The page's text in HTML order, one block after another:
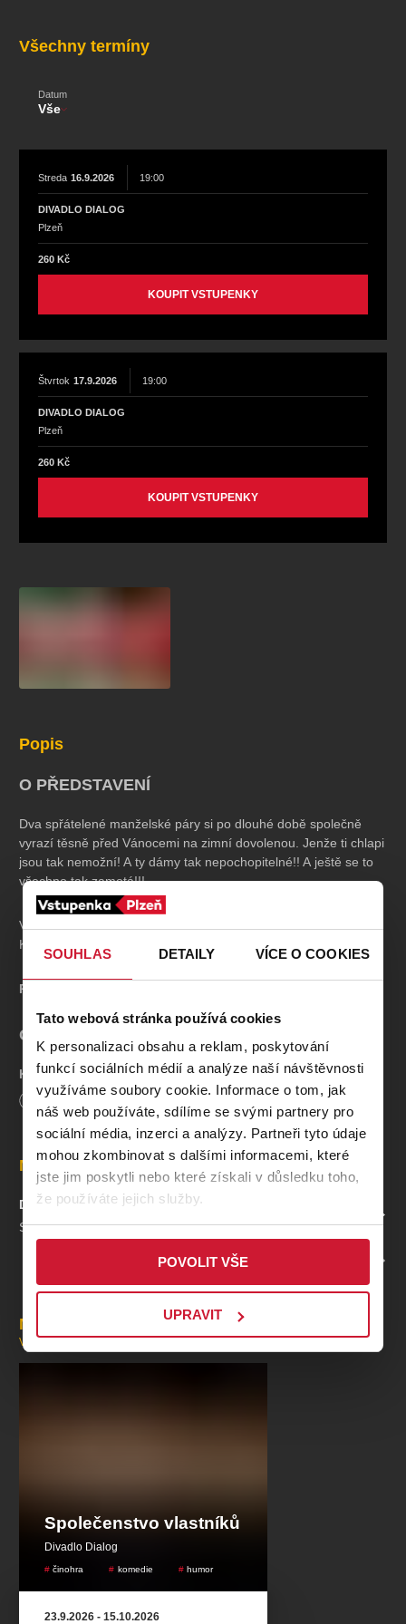
SOUHLAS DETAILY VÍCE O COOKIES
Tato webová stránka používá cookies
K personalizaci obsahu a reklam, poskytování
funkcí sociálních médií a analýze naší návštěvnosti
využíváme soubory cookie. Informace o tom, jak
náš web používáte, sdílíme se svými partnery pro
sociální média, inzerci a analýzy. Partneři tyto údaje
mohou zkombinovat s dalšími informacemi, které
jste jim poskytli nebo které získali v důsledku toho,
že používáte jejich služby.
POVOLIT VŠE
UPRAVIT
Všechny termíny
Datum
Vše
Streda 16.9.2026 19:00
DIVADLO DIALOG
Plzeň
260 Kč
KOUPIT VSTUPENKY
Štvrtok 17.9.2026 19:00
DIVADLO DIALOG
Plzeň
260 Kč
KOUPIT VSTUPENKY
Popis
O PŘEDSTAVENÍ
Dva spřátelené manželské páry si po dlouhé době společně
vyrazí těsně před Vánocemi na zimní dovolenou. Jenže ti chlapi
jsou tak nemožní! A ty dámy tak nepochopitelné!! A ještě se to
všechno tak zamotá!!!
Volné pokračování úspěšné komedie Od Silvestra do Silvesta.
Květuše, Míra, Hedvika a Radim se po deseti letech opět vrací!
Premiéra
OBSAZENÍ A TVŮRCI
Květa Juklová - Olga Ženíšková
Míra Jukl - Jakub Zindulka
Růžena Tupá - Dagmar Kotorová
Radim Tupý - Jaroslav Matějka
Autor:Jakub Zindulka
Režie:Jakub Zindulka
Mix zvuku: František "Šimpy" Šimánek
Světla: Miroslav Herejk
Délka
Místa
DIVADLO DIALOG
Smetanovy sady 9, Plzeň
PROFIL POŘADATELE DIVADLO DIALOG
Mohlo by se vám líbit
VŠECHNY AKCE
Společenstvo vlastníků
Divadlo Dialog
činohra komedie humor
23.9.2026 - 15.10.2026